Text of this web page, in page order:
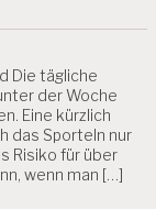
Die tägliche
der Woche
Eine kürzlich
das Sporteln nur
Risiko für über
wenn man […]